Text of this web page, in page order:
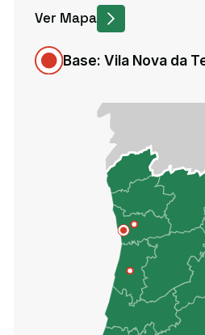
Ver Mapa
Base: Vila Nova da